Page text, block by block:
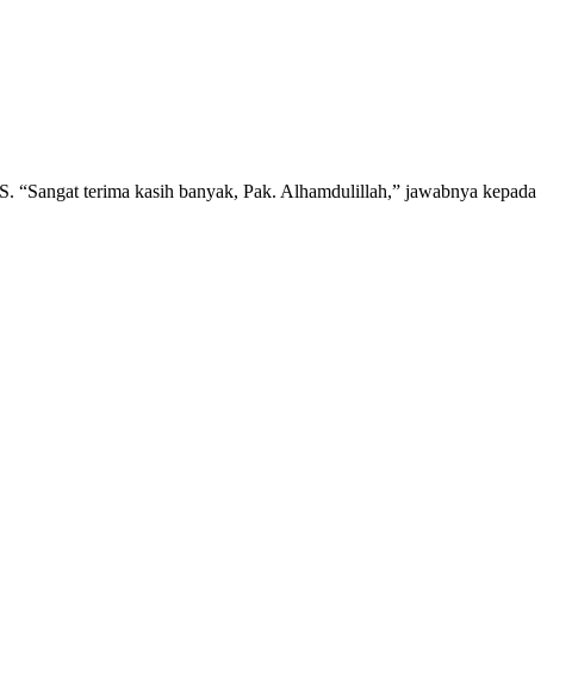
“Sangat terima kasih banyak, Pak. Alhamdulillah,” jawabnya kepada